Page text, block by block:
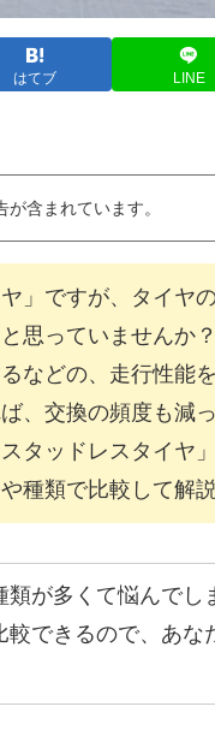
はてブ LINE
が含まれています。
」ですが、タイヤ
思っていませんか
などの、走行性能
、交換の頻度も減
タッドレスタイヤ
種類で比較して解
が多くて悩んでし
できるので、あな